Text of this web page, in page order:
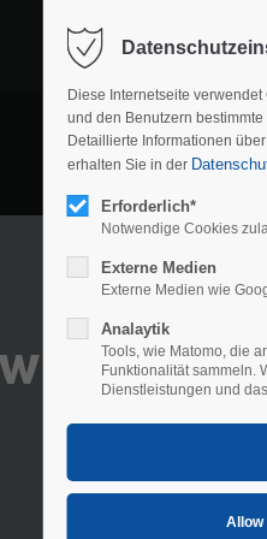
Diese Internetseite
und den Benutzern
Detaillierte Informationen
erhalten Sie in der
Erforderlich*
Notwendige Cookies
Externe Medien
Externe Medien wie
Analaytik
Tools, wie Matomo, die
Funktionalität sammeln.
Dienstleistungen und